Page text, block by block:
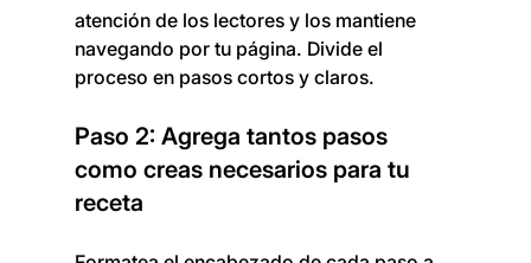
atención de los lectores y los mantiene
navegando por tu página. Divide el
proceso en pasos cortos y claros.
Paso 2: Agrega tantos pasos
como creas necesarios para tu
receta